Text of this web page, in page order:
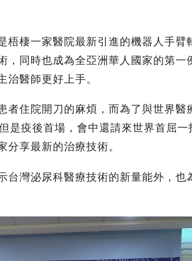
梧棲一家醫院最新引進的機器人手臂
，同時也成為全亞洲華人國家的第一
醫師更好上手。
者住院開刀的麻煩，而為了與世界醫
是疫後首場，會中還請來世界首屈一
享最新的治療技術。
台灣泌尿科醫療技術的新量能外，也